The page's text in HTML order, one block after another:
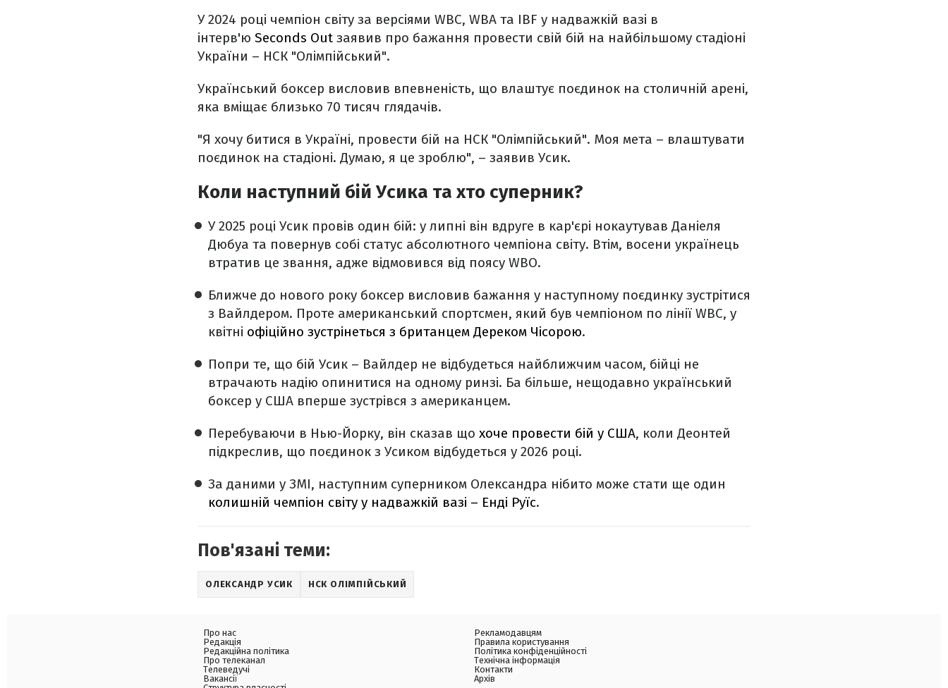
У 2024 році чемпіон світу за версіями WBC, WBA та IBF у надважкій вазі в
інтерв'ю Seconds Out заявив про бажання провести свій бій на найбільшому стадіоні
України – НСК "Олімпійський".
Український боксер висловив впевненість, що влаштує поєдинок на столичній арені,
яка вміщає близько 70 тисяч глядачів.
"Я хочу битися в Україні, провести бій на НСК "Олімпійський". Моя мета – влаштувати
поєдинок на стадіоні. Думаю, я це зроблю", – заявив Усик.
Коли наступний бій Усика та хто суперник?
У 2025 році Усик провів один бій: у липні він вдруге в кар'єрі нокаутував Даніеля
Дюбуа та повернув собі статус абсолютного чемпіона світу. Втім, восени українець
втратив це звання, адже відмовився від поясу WBO.
Ближче до нового року боксер висловив бажання у наступному поєдинку зустрітися
з Вайлдером. Проте американський спортсмен, який був чемпіоном по лінії WBC, у
квітні офіційно зустрінеться з британцем Дереком Чісорою.
Попри те, що бій Усик – Вайлдер не відбудеться найближчим часом, бійці не
втрачають надію опинитися на одному ринзі. Ба більше, нещодавно український
боксер у США вперше зустрівся з американцем.
Перебуваючи в Нью-Йорку, він сказав що хоче провести бій у США, коли Деонтей
підкреслив, що поєдинок з Усиком відбудеться у 2026 році.
За даними у ЗМІ, наступним суперником Олександра нібито може стати ще один
колишній чемпіон світу у надважкій вазі – Енді Руїс.
Пов'язані теми:
ОЛЕКСАНДР УСИК НСК ОЛІМПІЙСЬКИЙ
Про нас
Редакція
Редакційна політика
Про телеканал
Телеведучі
Вакансії
Рекламодавцям
Правила користування
Політика конфіденційності
Технічна інформація
Контакти
Архів